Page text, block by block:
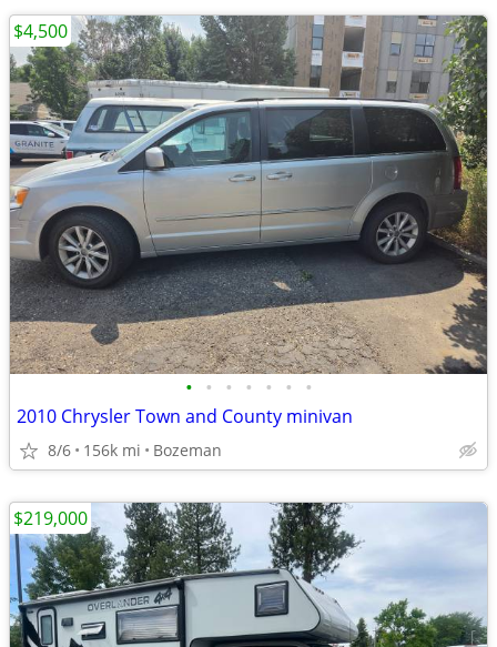
• • • • • • •
2010 Chrysler Town and County minivan
8/6 156k mi Bozeman
$4,500
$219,000